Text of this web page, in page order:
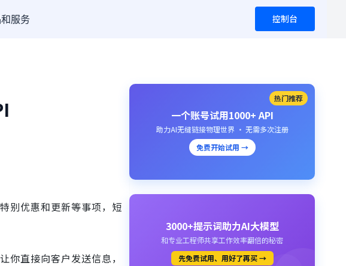
服务 控制台
别优惠和更新等事项，短
直接向客户发送信息，
热门推荐
一个账号试用1000+ API
助力AI无缝链接物理世界 · 无需多次注册
免费开始试用 →
3000+提示词助力AI大模型
和专业工程师共享工作效率翻倍的秘密
先免费试用、用好了再买 →